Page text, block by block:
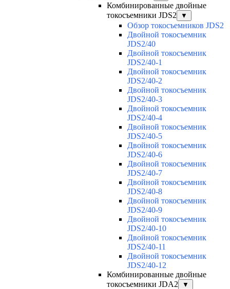
Комбинированные двойные
токосъемники JDS2
▼
Обзор токосъемников JDS2
Двойной токосъемник
JDS2/40
Двойной токосъемник
JDS2/40-1
Двойной токосъемник
JDS2/40-2
Двойной токосъемник
JDS2/40-3
Двойной токосъемник
JDS2/40-4
Двойной токосъемник
JDS2/40-5
Двойной токосъемник
JDS2/40-6
Двойной токосъемник
JDS2/40-7
Двойной токосъемник
JDS2/40-8
Двойной токосъемник
JDS2/40-9
Двойной токосъемник
JDS2/40-10
Двойной токосъемник
JDS2/40-11
Двойной токосъемник
JDS2/40-12
Комбинированные двойные
токосъемники JDA2
▼